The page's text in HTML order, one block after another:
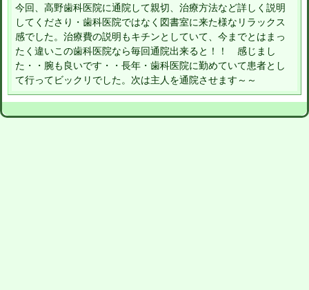
今回、高野歯科医院に通院して親切、治療方法など詳しく説明
してくださり・歯科医院ではなく図書室に来た様なリラックス
感でした。治療費の説明もキチンとしていて、今までとはまっ
たく違いこの歯科医院なら毎回通院出来ると！！ 感じまし
た・・腕も良いです・・長年・歯科医院に勤めていて患者とし
て行ってビックリでした。次は主人を通院させます～～